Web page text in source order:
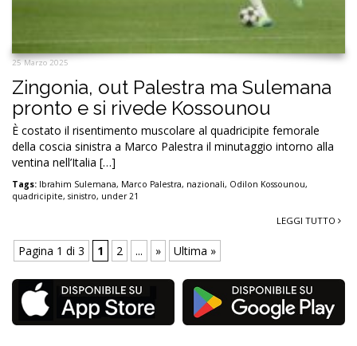
25 Marzo 2025
Zingonia, out Palestra ma Sulemana
pronto e si rivede Kossounou
È costato il risentimento muscolare al quadricipite femorale
della coscia sinistra a Marco Palestra il minutaggio intorno alla
ventina nell’Italia […]
Tags: Ibrahim Sulemana, Marco Palestra, nazionali, Odilon Kossounou,
quadricipite, sinistro, under 21
LEGGI TUTTO
Pagina 1 di 3 1 2 ... » Ultima »